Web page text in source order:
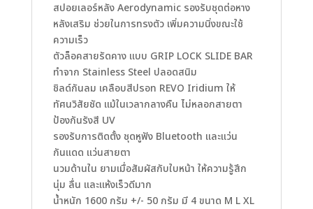
สปอยเลอร์หลัง Aerodynamic รองรับชุดต่อหาง
หลังเสริม ช่วยในการทรงตัว เพิ่มความนิ่งขณะใช้
ความเร็ว
ตัวล็อคสายรัดคาง แบบ GRIP LOCK SLIDE BAR
ทำจาก Stainless Steel ปลอดสนิม
ชิลด์กันลม เคลือบสีปรอท REVO Iridium ให้
ทัศนวิสัยชัด แม้ในเวลากลางคืน ไม่หลอกสายตา
ป้องกันรังสี UV
รองรับการติดตั้ง ชุดหูฟัง Bluetooth และแว่น
กันแดด แว่นสายตา
นวมด้านใน ยามเมื่อสัมผัสกับใบหน้า ให้ความรู้สึก
นุ่ม ลื่น และแห้งเร็วดีมาก
น้ำหนัก 1600 กรัม +/- 50 กรัม มี 4 ขนาด M L XL